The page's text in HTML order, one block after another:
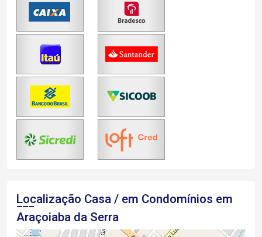
Localização Casa / em Condomínios em
Araçoiaba da Serra